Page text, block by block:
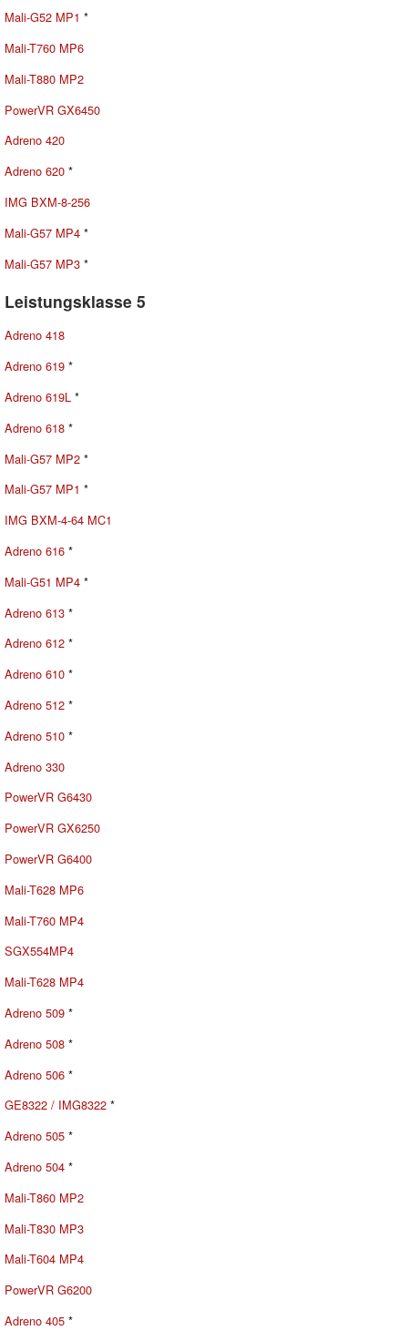
Mali-G52 MP1 *
Mali-T760 MP6
Mali-T880 MP2
PowerVR GX6450
Adreno 420
Adreno 620 *
IMG BXM-8-256
Mali-G57 MP4 *
Mali-G57 MP3 *
Leistungsklasse 5
Adreno 418
Adreno 619 *
Adreno 619L *
Adreno 618 *
Mali-G57 MP2 *
Mali-G57 MP1 *
IMG BXM-4-64 MC1
Adreno 616 *
Mali-G51 MP4 *
Adreno 613 *
Adreno 612 *
Adreno 610 *
Adreno 512 *
Adreno 510 *
Adreno 330
PowerVR G6430
PowerVR GX6250
PowerVR G6400
Mali-T628 MP6
Mali-T760 MP4
SGX554MP4
Mali-T628 MP4
Adreno 509 *
Adreno 508 *
Adreno 506 *
GE8322 / IMG8322 *
Adreno 505 *
Adreno 504 *
Mali-T860 MP2
Mali-T830 MP3
Mali-T604 MP4
PowerVR G6200
Adreno 405 *